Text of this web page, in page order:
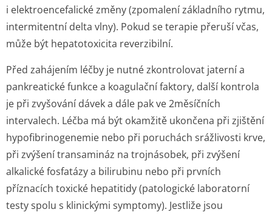
i elektroence­falické změny (zpomalení základního rytmu,
intermitentní delta vlny). Pokud se terapie přeruší včas,
může být hepatotoxicita reverzibilní.
Před zahájením léčby je nutné zkontrolovat jaterní a
pankreatické funkce a koagulační faktory, další kontrola
je při zvyšování dávek a dále pak ve 2měsíčních
intervalech. Léčba má být okamžitě ukončena při zjištění
hypofibrinogenemie nebo při poruchách srážlivosti krve,
při zvýšení transamináz na trojnásobek, při zvýšení
alkalické fosfatázy a bilirubinu nebo při prvních
příznacích toxické hepatitidy (patologické laboratorní
testy spolu s klinickými symptomy). Jestliže jsou